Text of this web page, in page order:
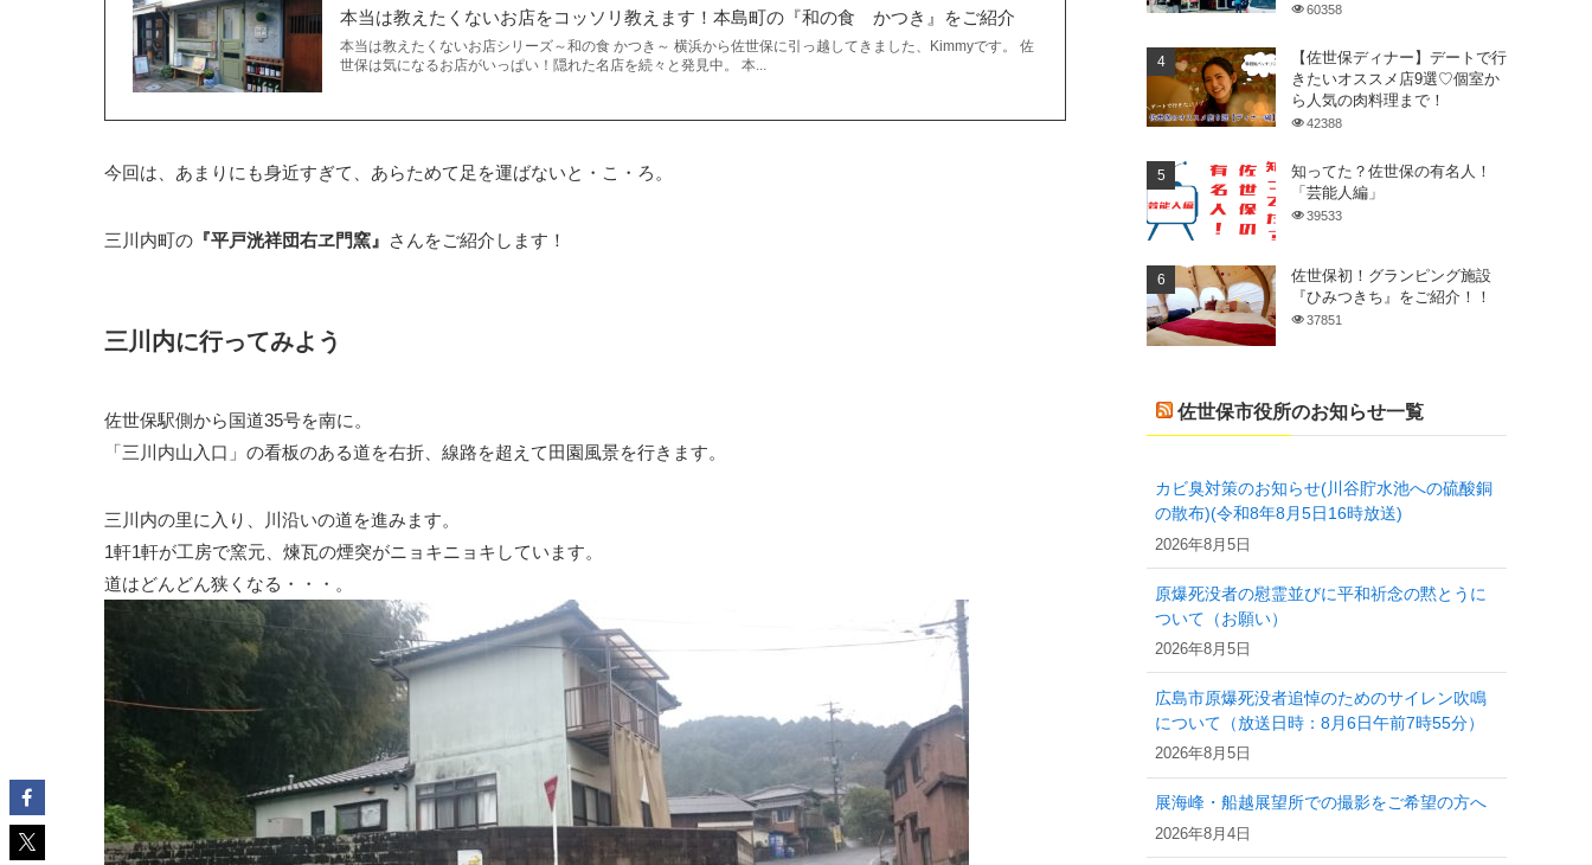
本当は教えたくないお店をコッソリ教えます！本島町の『和の食 かつき』をご紹介
本当は教えたくないお店シリーズ～和の食 かつき～ 横浜から佐世保に引っ越してきました、Kimmyです。 佐
世保は気になるお店がいっぱい！隠れた名店を続々と発見中。 本...
今回は、あまりにも身近すぎて、あらためて足を運ばないと・こ・ろ。
三川内町の 『平戸洸祥団右ヱ門窯』 さんをご紹介します！
三川内に行ってみよう
佐世保駅側から国道35号を南に。
「三川内山入口」の看板のある道を右折、線路を超えて田園風景を行きます。
三川内の里に入り、川沿いの道を進みます。
1軒1軒が工房で窯元、煉瓦の煙突がニョキニョキしています。
道はどんどん狭くなる・・・。
60358
【佐世保ディナー】デートで行
きたいオススメ店9選♡個室か
ら人気の肉料理まで！
42388
知ってた？佐世保の有名人！
「芸能人編」
39533
佐世保初！グランピング施設
『ひみつきち』をご紹介！！
37851
佐世保市役所のお知らせ一覧
カビ臭対策のお知らせ(川谷貯水池への硫酸銅
の散布)(令和8年8月5日16時放送)
2026年8月5日
原爆死没者の慰霊並びに平和祈念の黙とうに
ついて（お願い）
2026年8月5日
広島市原爆死没者追悼のためのサイレン吹鳴
について（放送日時：8月6日午前7時55分）
2026年8月5日
展海峰・船越展望所での撮影をご希望の方へ
2026年8月4日